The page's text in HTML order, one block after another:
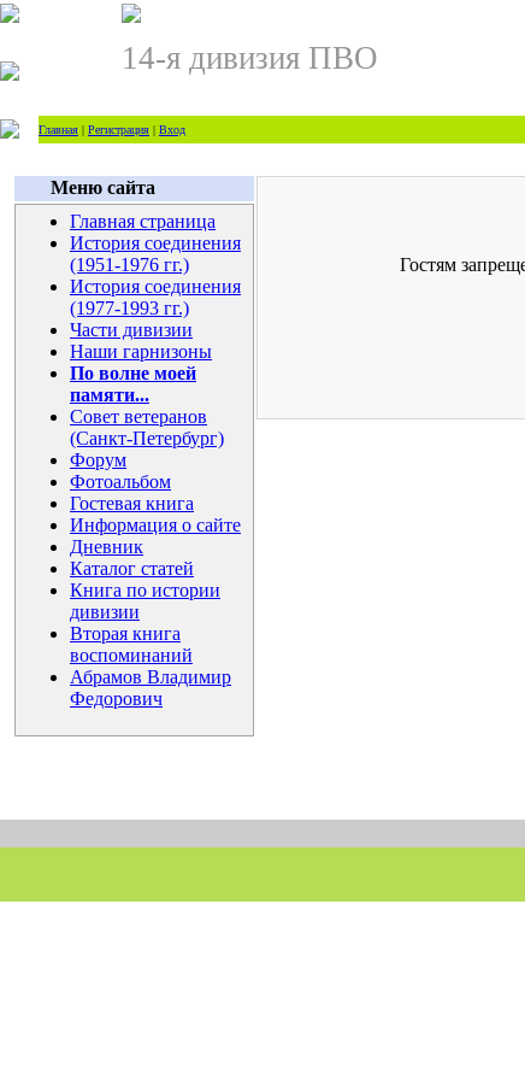
14-я дивизия ПВО
Главная | Регистрация | Вход
Меню сайта
Главная страница
История соединения
(1951-1976 гг.)
История соединения
(1977-1993 гг.)
Части дивизии
Наши гарнизоны
По волне моей
памяти...
Совет ветеранов
(Санкт-Петербург)
Форум
Фотоальбом
Гостевая книга
Информация о сайте
Дневник
Каталог статей
Книга по истории
дивизии
Вторая книга
воспоминаний
Абрамов Владимир
Федорович
Гостям